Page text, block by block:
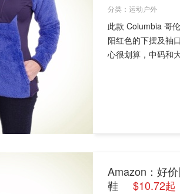
分类： 运动户外
此款 Columbia 哥
阳红色的下摆及袖
心很划算，中码和
Amazon：好
鞋
$10.72起